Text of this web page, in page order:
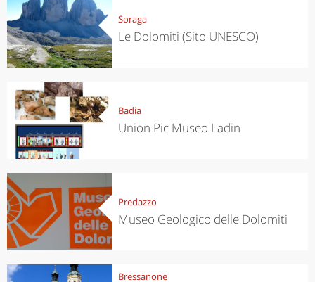
Soraga
Le Dolomiti (Sito UNESCO)
Badia
Union Pic Museo Ladin
Predazzo
Museo Geologico delle Dolomiti
Bressanone